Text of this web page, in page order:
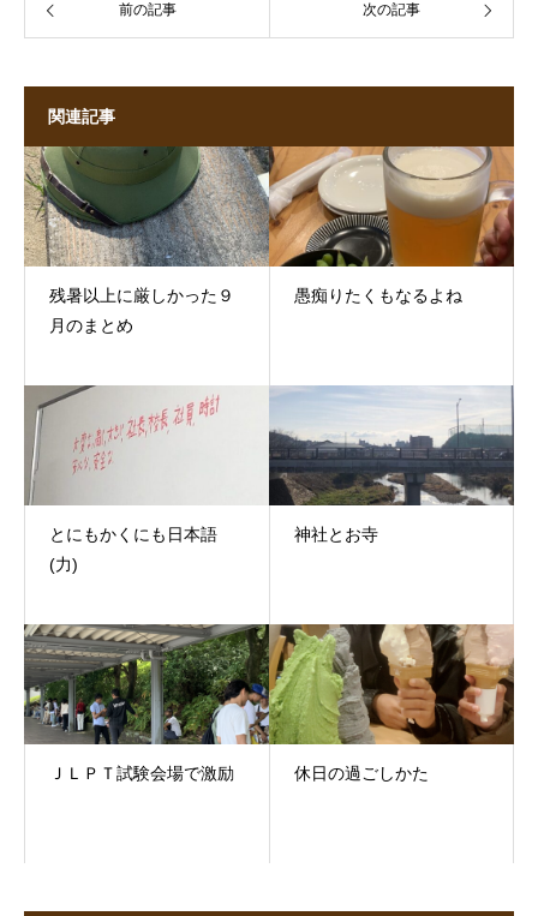
前の記事 次の記事
関連記事
残暑以上に厳しかった９
月のまとめ
愚痴りたくもなるよね
とにもかくにも日本語
(力)
神社とお寺
ＪＬＰＴ試験会場で激励 休日の過ごしかた